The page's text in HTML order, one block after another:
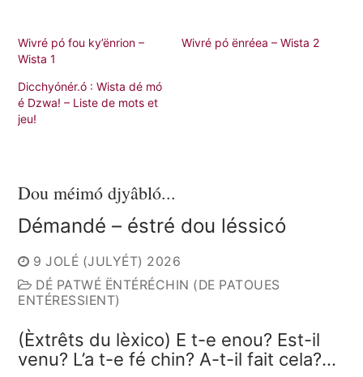
Wivré pó fou ky’ënrion –
Wista 1
Wivré pó ënréea – Wista 2
Dicchyónér.ó : Wista dé mó
é Dzwa! – Liste de mots et
jeu!
Dou méimó djyâbló...
Démandé – éstré dou léssicó
9 JOLÉ (JULYÉT) 2026
DÉ PATWÉ ËNTÉRÉCHIN (DE PATOUES
ENTÉRESSIENT)
(Èxtrêts du lèxico) E t-e enou? Est-il
venu? L’a t-e fé chin? A-t-il fait cela?…